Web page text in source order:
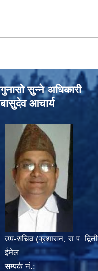
गुनासो सुन्‍ने अधिकारी
बासुदेव आचार्य
उप-सचिव (प्रशासन, रा.प.
ईमेल
सम्पर्क नं.: